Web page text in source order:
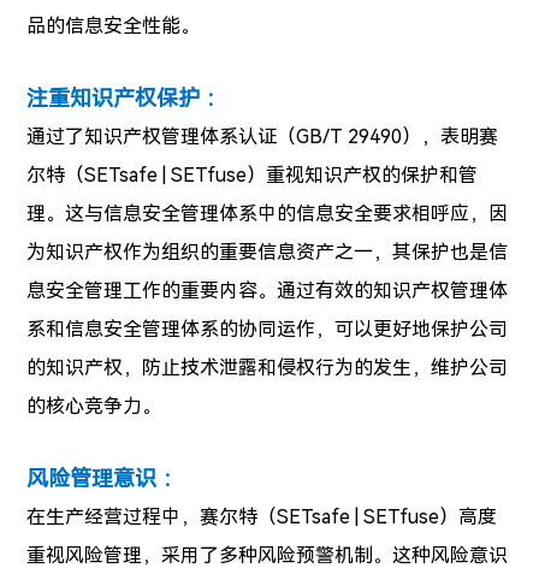
品的信息安全性能。
注重知识产权保护 ：
通过了知识产权管理体系认证（GB/T 29490），表明赛
尔特（SETsafe | SETfuse）重视知识产权的保护和管
理。这与信息安全管理体系中的信息安全要求相呼应，因
为知识产权作为组织的重要信息资产之一，其保护也是信
息安全管理工作的重要内容。通过有效的知识产权管理体
系和信息安全管理体系的协同运作，可以更好地保护公司
的知识产权，防止技术泄露和侵权行为的发生，维护公司
的核心竞争力。
风险管理意识 ：
在生产经营过程中，赛尔特（SETsafe | SETfuse）高度
重视风险管理，采用了多种风险预警机制。这种风险意识